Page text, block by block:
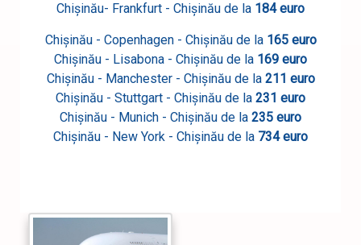
Chișinău- Frankfurt - Chișinău de la 184 euro
Chișinău - Copenhagen - Chișinău de la 165 euro
Chișinău - Lisabona - Chișinău de la 169 euro
Chișinău - Manchester - Chișinău de la 211 euro
Chișinău - Stuttgart - Chișinău de la 231 euro
Chișinău - Munich - Chișinău de la 235 euro
Chișinău - New York - Chișinău de la 734 euro